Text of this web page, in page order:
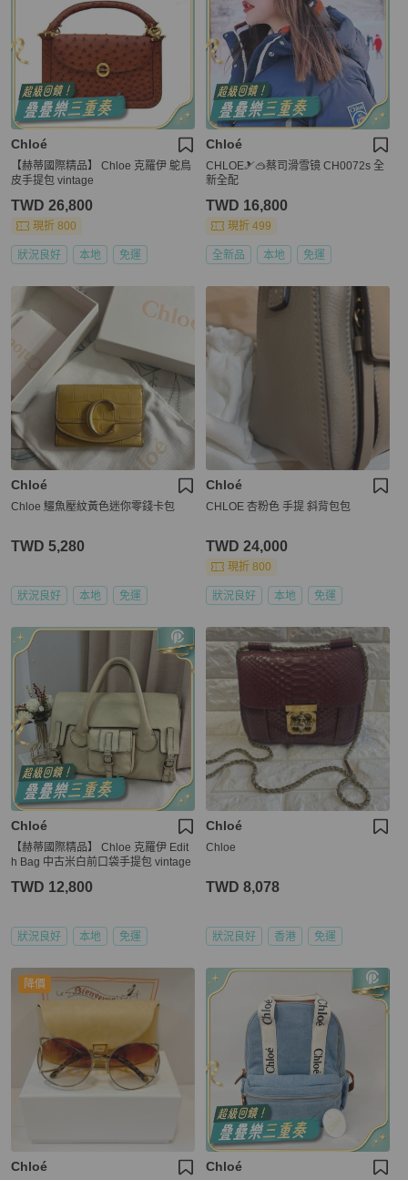
Chloé
【赫蒂國際精品】 Chloe 克羅伊 鴕鳥
皮手提包 vintage
TWD 26,800
現折 800
狀況良好 本地 免運
Chloé
CHLOE🎿🥽蔡司滑雪镜 CH0072s 全
新全配
TWD 16,800
現折 499
全新品 本地 免運
Chloé
Chloe 鱷魚壓紋黃色迷你零錢卡包
TWD 5,280
狀況良好 本地 免運
Chloé
CHLOE 杏粉色 手提 斜背包包
TWD 24,000
現折 800
狀況良好 本地 免運
Chloé
【赫蒂國際精品】 Chloe 克羅伊 Edit
h Bag 中古米白前口袋手提包 vintage
TWD 12,800
狀況良好 本地 免運
Chloé
Chloe
TWD 8,078
狀況良好 香港 免運
降價
Chloé Chloé